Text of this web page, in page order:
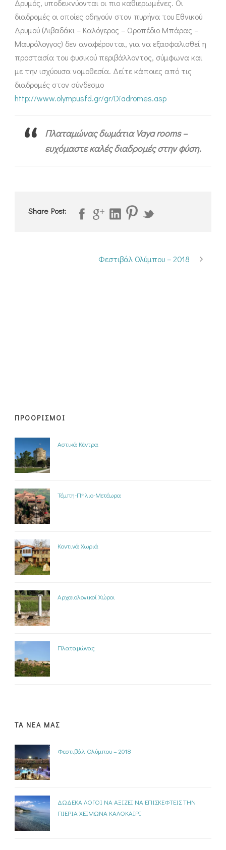
Δρυμός, υποδεικνύονται οι πιο καθιερωμένες. Οι
διαδρομές οι οποίες οδηγούν στον πυρήνα του Εθνικού
Δρυμού (Λιβαδάκι – Καλόγερος – Οροπέδιο Μπάρας –
Μαυρόλογγος) δεν αναφέρονται, για να εξασφαλισθεί η
προστασία του φυσικού περιβάλλοντος, σύμφωνα και
με την ισχύουσα νομοθεσία. Δείτε κάποιες από τις
διαδρομές στον σύνδεσμο
http://www.olympusfd.gr/gr/Diadromes.asp
Πλαταμώνας δωμάτια Vaya rooms –
ευχόμαστε καλές διαδρομές στην φύση.
Share Post:
Φεστιβάλ Ολύμπου – 2018
ΠΡΟΟΡΙΣΜΟΙ
Αστικά Κέντρα
Τέμπη-Πήλιο-Μετέωρα
Κοντινά Χωριά
Αρχαιολογικοί Χώροι
Πλαταμώνας
ΤΑ ΝΕΑ ΜΑΣ
Φεστιβάλ Ολύμπου – 2018
ΔΩΔΕΚΑ ΛΟΓΟΙ ΝΑ ΑΞΙΖΕΙ ΝΑ ΕΠΙΣΚΕΦΤΕΙΣ ΤΗΝ
ΠΙΕΡΙΑ ΧΕΙΜΩΝΑ ΚΑΛΟΚΑΙΡΙ